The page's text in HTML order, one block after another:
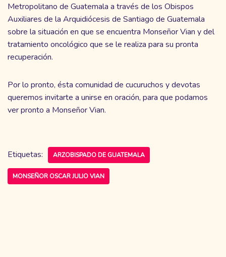
Metropolitano de Guatemala a través de los Obispos
Auxiliares de la Arquidiócesis de Santiago de Guatemala
sobre la situación en que se encuentra Monseñor Vian y del
tratamiento oncológico que se le realiza para su pronta
recuperación.
Por lo pronto, ésta comunidad de cucuruchos y devotas
queremos invitarte a unirse en oración, para que podamos
ver pronto a Monseñor Vian.
Etiquetas: ARZOBISPADO DE GUATEMALA
MONSEÑOR OSCAR JULIO VIAN